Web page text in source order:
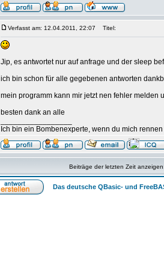
Verfasst am: 12.04.2011, 22:07 Titel:
Jip, es antwortet nur auf anfrage und der sleep
ich bin schon für alle gegebenen antworten
mein programm kann mir jetzt nen fehler melden
besten dank an alle
Ich bin ein Bombenexperte, wenn du mich
Beiträge der letzten Zeit
Das deutsche QBasic- und